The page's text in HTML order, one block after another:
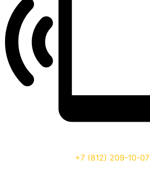
+7 (812) 209-10-07